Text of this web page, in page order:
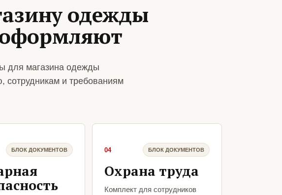
одежды
для магазина одежды
сотрудникам и требованиям
БЛОК ДОКУМЕНТОВ 04 БЛОК ДОКУМЕНТОВ
Охрана труда
Комплект для сотрудников